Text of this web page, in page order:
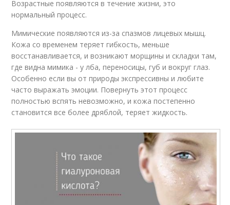
Возрастные появляются в течение жизни, это
нормальный процесс.
Мимические появляются из-за спазмов лицевых мышц.
Кожа со временем теряет гибкость, меньше
восстанавливается, и возникают морщины и складки там,
где видна мимика - у лба, переносицы, губ и вокруг глаз.
Особенно если вы от природы экспрессивны и любите
часто выражать эмоции. Повернуть этот процесс
полностью вспять невозможно, и кожа постепенно
становится все более дряблой, теряет жидкость.